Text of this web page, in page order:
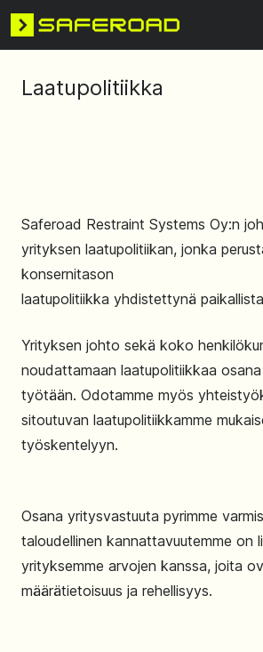
Laatupolitiikka
Saferoad Restraint Systems Oy:n
yrityksen laatupolitiikan, jonka
konsernitason
laatupolitiikka yhdistettynä
Yrityksen johto sekä koko
noudattamaan laatupolitiikkaa
työtään. Odotamme myös
sitoutuvan laatupolitiikkamme
työskentelyyn.
Osana yritysvastuuta pyrimme
taloudellinen kannattavuutemme on
yrityksemme arvojen kanssa, joita
määrätietoisuus ja rehellisyys.